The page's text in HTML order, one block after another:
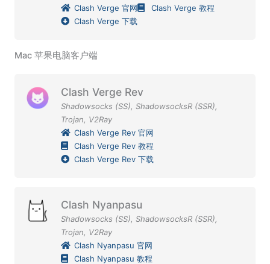
Clash Verge 官网
Clash Verge 教程
Clash Verge 下载
Mac 苹果电脑客户端
Clash Verge Rev
Shadowsocks (SS), ShadowsocksR (SSR),
Trojan, V2Ray
Clash Verge Rev 官网
Clash Verge Rev 教程
Clash Verge Rev 下载
Clash Nyanpasu
Shadowsocks (SS), ShadowsocksR (SSR),
Trojan, V2Ray
Clash Nyanpasu 官网
Clash Nyanpasu 教程